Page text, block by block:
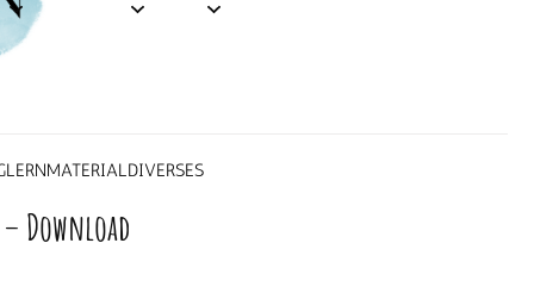
LERNMATERIALDIVERSES
Download